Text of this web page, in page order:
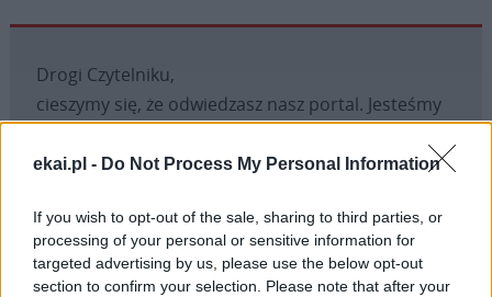
ekai.pl - Do Not Process My Personal Information
If you wish to opt-out of the sale, sharing to third parties, or
processing of your personal or sensitive information for
targeted advertising by us, please use the below opt-out
section to confirm your selection. Please note that after your
Drogi Czytelniku,
cieszymy się, że odwiedzasz nasz portal. Jesteśmy
Każdego dnia publikujemy najważniejsze
Jednak bez Twojej pomocy sprostanie temu
zadaniu będzie coraz trudniejsze.
Dlatego prosimy Cię owsparcie portalu eKAI.pl za